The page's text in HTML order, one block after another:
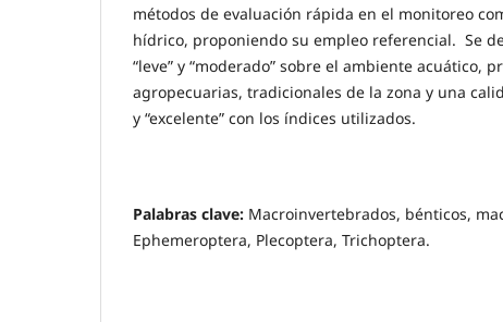
métodos de evaluación rápida en el monitoreo
hídrico, proponiendo su empleo referencial. Se
“leve” y “moderado” sobre el ambiente acuático,
agropecuarias, tradicionales de la zona y una
y “excelente” con los índices utilizados.
Palabras clave: Macroinvertebrados, bénticos,
Ephemeroptera, Plecoptera, Trichoptera.